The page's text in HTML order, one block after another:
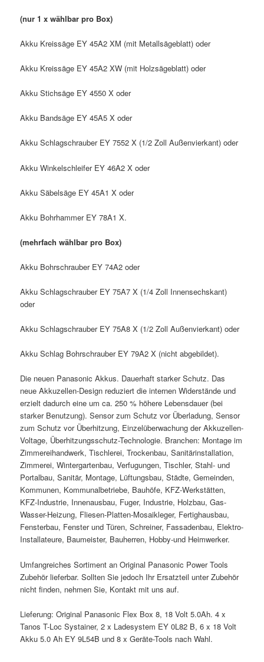
(nur 1 x wählbar pro Box)
Akku Kreissäge EY 45A2 XM (mit Metallsägeblatt) oder
Akku Kreissäge EY 45A2 XW (mit Holzsägeblatt) oder
Akku Stichsäge EY 4550 X oder
Akku Bandsäge EY 45A5 X oder
Akku Schlagschrauber EY 7552 X (1/2 Zoll Außenvierkant) oder
Akku Winkelschleifer EY 46A2 X oder
Akku Säbelsäge EY 45A1 X oder
Akku Bohrhammer EY 78A1 X.
(mehrfach wählbar pro Box)
Akku Bohrschrauber EY 74A2 oder
Akku Schlagschrauber EY 75A7 X (1/4 Zoll Innensechskant)
oder
Akku Schlagschrauber EY 75A8 X (1/2 Zoll Außenvierkant) oder
Akku Schlag Bohrschrauber EY 79A2 X (nicht abgebildet).
Die neuen Panasonic Akkus. Dauerhaft starker Schutz. Das
neue Akkuzellen-Design reduziert die internen Widerstände und
erzielt dadurch eine um ca. 250 % höhere Lebensdauer (bei
starker Benutzung). Sensor zum Schutz vor Überladung, Sensor
zum Schutz vor Überhitzung, Einzelüberwachung der Akkuzellen-
Voltage, Überhitzungsschutz-Technologie. Branchen: Montage im
Zimmereihandwerk, Tischlerei, Trockenbau, Sanitärinstallation,
Zimmerei, Wintergartenbau, Verfugungen, Tischler, Stahl- und
Portalbau, Sanitär, Montage, Lüftungsbau, Städte, Gemeinden,
Kommunen, Kommunalbetriebe, Bauhöfe, KFZ-Werkstätten,
KFZ-Industrie, Innenausbau, Fuger, Industrie, Holzbau, Gas-
Wasser-Heizung, Fliesen-Platten-Mosaikleger, Fertighausbau,
Fensterbau, Fenster und Türen, Schreiner, Fassadenbau, Elektro-
Installateure, Baumeister, Bauherren, Hobby-und Heimwerker.
Umfangreiches Sortiment an Original Panasonic Power Tools
Zubehör lieferbar. Sollten Sie jedoch Ihr Ersatzteil unter Zubehör
nicht finden, nehmen Sie, Kontakt mit uns auf.
Lieferung: Original Panasonic Flex Box 8, 18 Volt 5.0Ah. 4 x
Tanos T-Loc Systainer, 2 x Ladesystem EY 0L82 B, 6 x 18 Volt
Akku 5.0 Ah EY 9L54B und 8 x Geräte-Tools nach Wahl.